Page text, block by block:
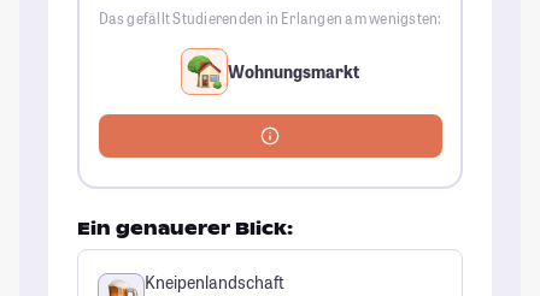
Das gefällt Studierenden in Erlangen am wenigsten:
Wohnungsmarkt
Ein genauerer Blick:
Kneipenlandschaft